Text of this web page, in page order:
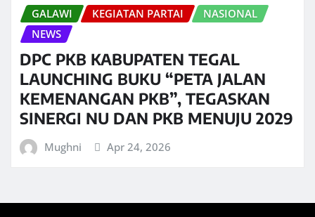
GALAWI KEGIATAN PARTAI
NASIONAL
NEWS
DPC PKB KABUPATEN TEGAL
LAUNCHING BUKU “PETA JALAN
KEMENANGAN PKB”, TEGASKAN
SINERGI NU DAN PKB MENUJU 2029
Mughni Apr 24, 2026